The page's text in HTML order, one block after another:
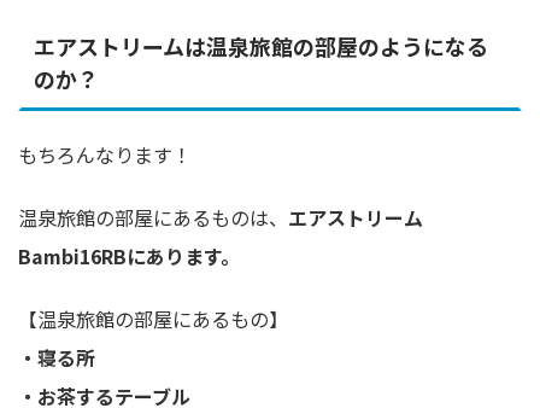
エアストリームは温泉旅館の部屋のようになる
のか？
もちろんなります！
温泉旅館の部屋にあるものは、 エアストリーム
Bambi16RBにあります。
【温泉旅館の部屋にあるもの】
・寝る所
・お茶するテーブル